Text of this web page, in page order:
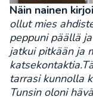
Näin nainen
ollut mies
peppuni päällä
jatkui pitkään ja
tarrasi kunnolla
Tunsin oloni